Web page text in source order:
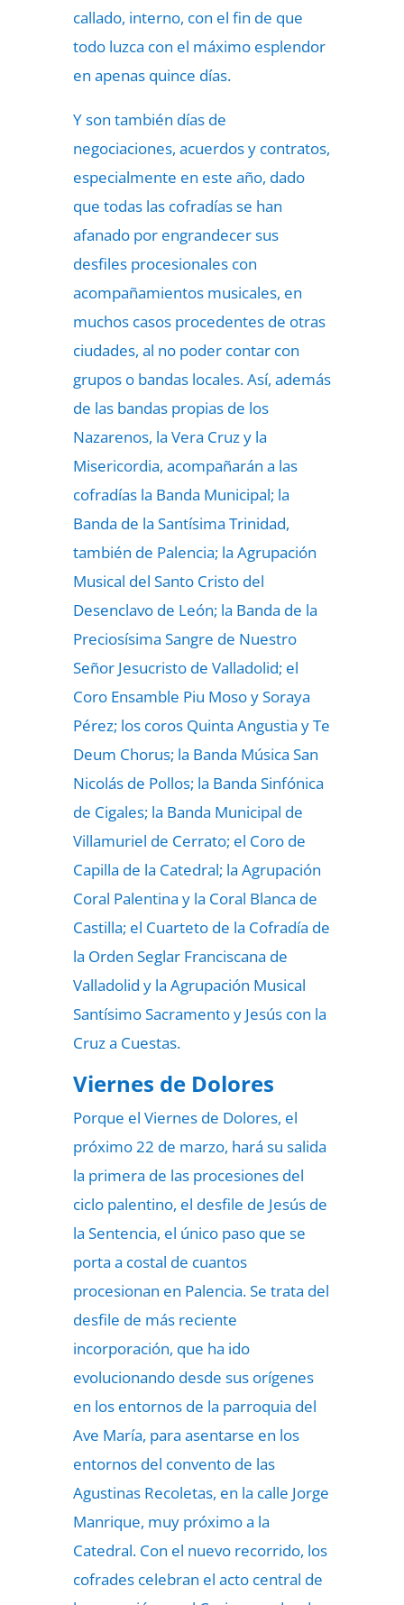
callado, interno, con el fin de que
todo luzca con el máximo esplendor
en apenas quince días.
Y son también días de
negociaciones, acuerdos y contratos,
especialmente en este año, dado
que todas las cofradías se han
afanado por engrandecer sus
desfiles procesionales con
acompañamientos musicales, en
muchos casos procedentes de otras
ciudades, al no poder contar con
grupos o bandas locales. Así, además
de las bandas propias de los
Nazarenos, la Vera Cruz y la
Misericordia, acompañarán a las
cofradías la Banda Municipal; la
Banda de la Santísima Trinidad,
también de Palencia; la Agrupación
Musical del Santo Cristo del
Desenclavo de León; la Banda de la
Preciosísima Sangre de Nuestro
Señor Jesucristo de Valladolid; el
Coro Ensamble Piu Moso y Soraya
Pérez; los coros Quinta Angustia y Te
Deum Chorus; la Banda Música San
Nicolás de Pollos; la Banda Sinfónica
de Cigales; la Banda Municipal de
Villamuriel de Cerrato; el Coro de
Capilla de la Catedral; la Agrupación
Coral Palentina y la Coral Blanca de
Castilla; el Cuarteto de la Cofradía de
la Orden Seglar Franciscana de
Valladolid y la Agrupación Musical
Santísimo Sacramento y Jesús con la
Cruz a Cuestas.
Viernes de Dolores
Porque el Viernes de Dolores, el
próximo 22 de marzo, hará su salida
la primera de las procesiones del
ciclo palentino, el desfile de Jesús de
la Sentencia, el único paso que se
porta a costal de cuantos
procesionan en Palencia. Se trata del
desfile de más reciente
incorporación, que ha ido
evolucionando desde sus orígenes
en los entornos de la parroquia del
Ave María, para asentarse en los
entornos del convento de las
Agustinas Recoletas, en la calle Jorge
Manrique, muy próximo a la
Catedral. Con el nuevo recorrido, los
cofrades celebran el acto central de